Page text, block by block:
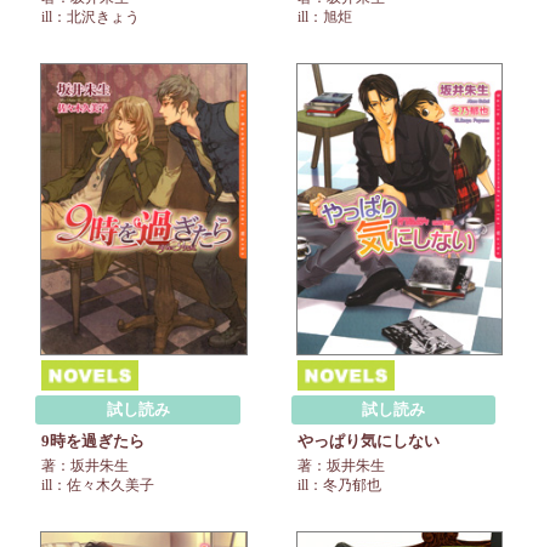
ill：北沢きょう
ill：旭炬
試し読み
9時を過ぎたら
著：坂井朱生
ill：佐々木久美子
試し読み
やっぱり気にしない
著：坂井朱生
ill：冬乃郁也